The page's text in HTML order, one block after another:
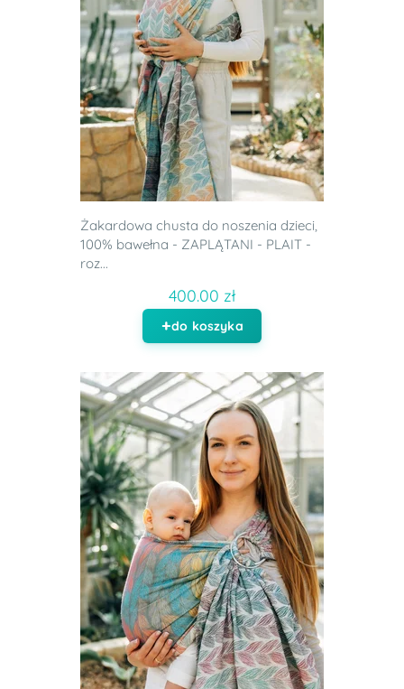
Żakardowa chusta do noszenia dzieci,
100% bawełna - ZAPLĄTANI - PLAIT -
roz...
400.00 zł
do koszyka